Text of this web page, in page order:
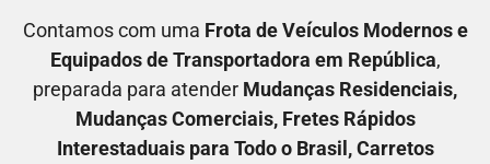
Contamos com uma Frota de Veículos Modernos e
Equipados de Transportadora em República,
preparada para atender Mudanças Residenciais,
Mudanças Comerciais, Fretes Rápidos
Interestaduais para Todo o Brasil , Carretos